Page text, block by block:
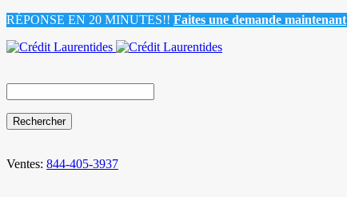
RÉPONSE EN 20 MINUTES!! Faites une demande maintenant
for:
Ventes: 844-405-3937